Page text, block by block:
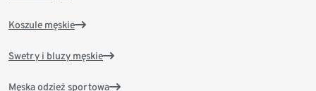
Koszule męskie
Swetry i bluzy męskie
Męska odzież sportowa